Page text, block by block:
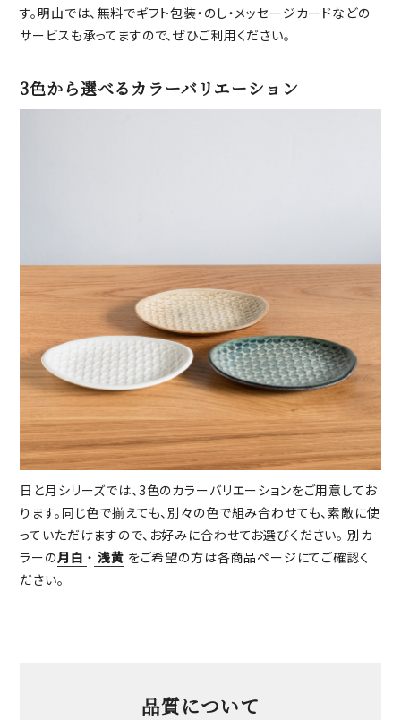
す。明山では、無料でギフト包装・のし・メッセージカードなどの
サービスも承ってますので、ぜひご利用ください。
3色から選べるカラーバリエーション
日と月シリーズでは、3色のカラーバリエーションをご用意してお
ります。同じ色で揃えても、別々の色で組み合わせても、素敵に使
っていただけますので、お好みに合わせてお選びください。 別カ
ラーの月白 ・ 浅黄 をご希望の方は各商品ページにてご確認く
ださい。
品質について